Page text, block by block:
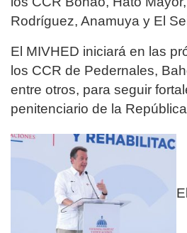
Rodríguez, Anamuya y El
El MIVHED iniciará en las
los CCR de Pedernales,
entre otros, para seguir
penitenciario de la